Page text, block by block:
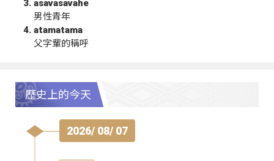
asavasavahe
男性青年
atamatama
父字輩的稱呼
歷史上的今天
2026/ 08/ 07